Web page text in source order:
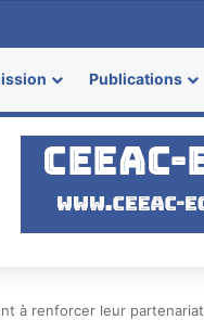
Publications
à renforcer leur